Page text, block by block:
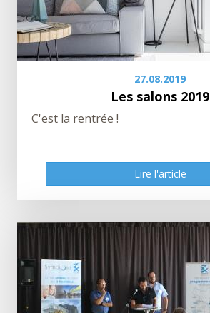
27.08.2019
Les salons 2019
C'est la rentrée !
Lire l'article